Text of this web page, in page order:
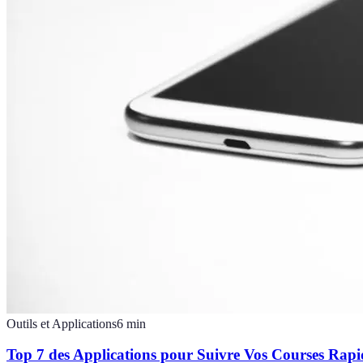
Outils et Applications6 min
Top 7 des Applications pour Suivre Vos Courses